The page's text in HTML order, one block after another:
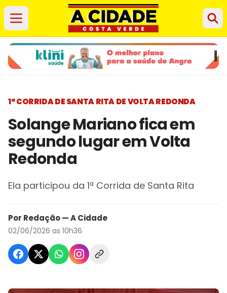
1ª CORRIDA DE SANTA RITA DE VOLTA REDONDA
Solange Mariano fica em
segundo lugar em Volta
Redonda
Ela participou da 1ª Corrida de Santa Rita
Por Redação — A Cidade
02/06/2026 as 10h36